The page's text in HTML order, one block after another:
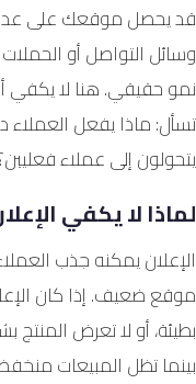
قد يحصل موقعك على عدد
وسائل التواصل أو
نمو حقيقي. هنا لا يكفي
تسأل: ماذا يفعل العملاء
يتحولون إلى عملاء
لماذا لا يكفي
الإعلان يمكنه جذب
موقع ضعيف. إذا كان
بطيئة، أو لا تعرض
بينما تظل المبيعات